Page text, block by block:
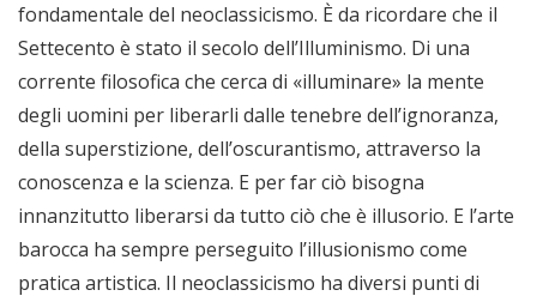
fondamentale del neoclassicismo. È da ricordare che il
Settecento è stato il secolo dell’Illuminismo. Di una
corrente filosofica che cerca di «illuminare» la mente
degli uomini per liberarli dalle tenebre dell’ignoranza,
della superstizione, dell’oscurantismo, attraverso la
conoscenza e la scienza. E per far ciò bisogna
innanzitutto liberarsi da tutto ciò che è illusorio. E l’arte
barocca ha sempre perseguito l’illusionismo come
pratica artistica. Il neoclassicismo ha diversi punti di